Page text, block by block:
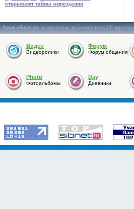
открывают тайны мироздания
Astro.sibnet.ru:астрология,астрологический прогноз
Видео
Видеоролики
Форум
Форум общения
Photo
Фотоальбомы
Day
Дневники